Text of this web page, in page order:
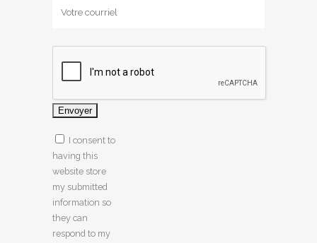
I consent to
having this
website store
my submitted
information so
they can
respond to my